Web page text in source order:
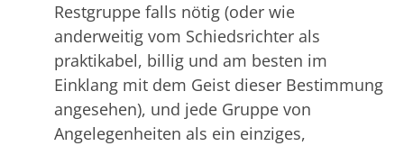
Restgruppe falls nötig (oder wie
anderweitig vom Schiedsrichter als
praktikabel, billig und am besten im
Einklang mit dem Geist dieser Bestimmung
angesehen), und jede Gruppe von
Angelegenheiten als ein einziges,